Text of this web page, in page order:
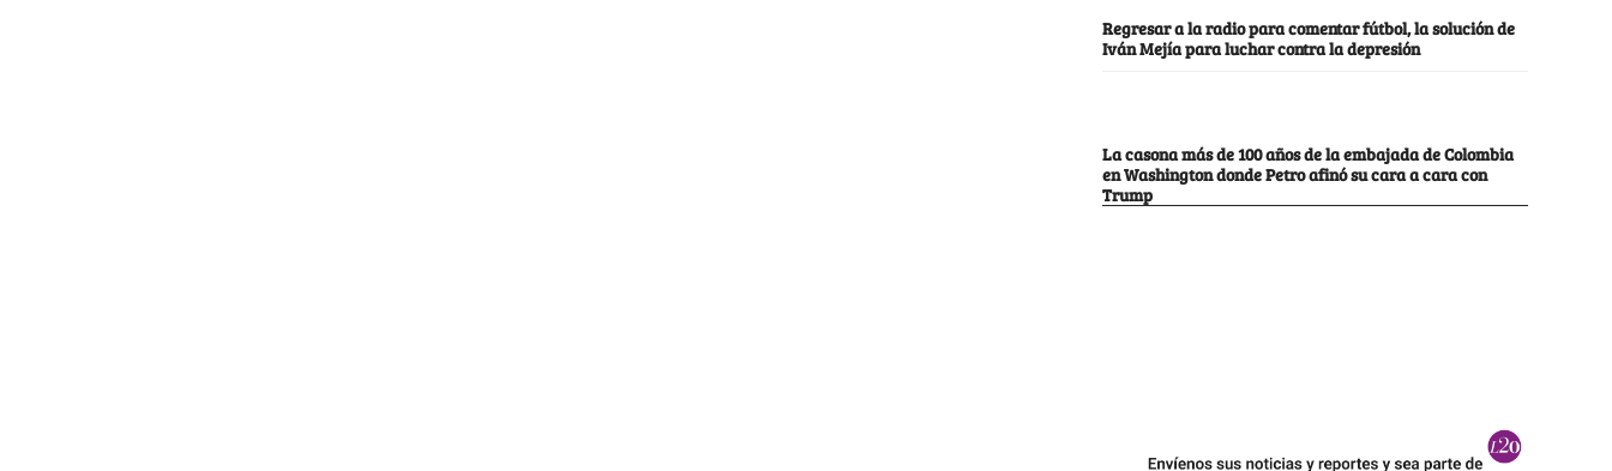
Regresar a la radio para comentar fútbol, la solución de
Iván Mejía para luchar contra la depresión
La casona más de 100 años de la embajada de Colombia
en Washington donde Petro afinó su cara a cara con
Trump